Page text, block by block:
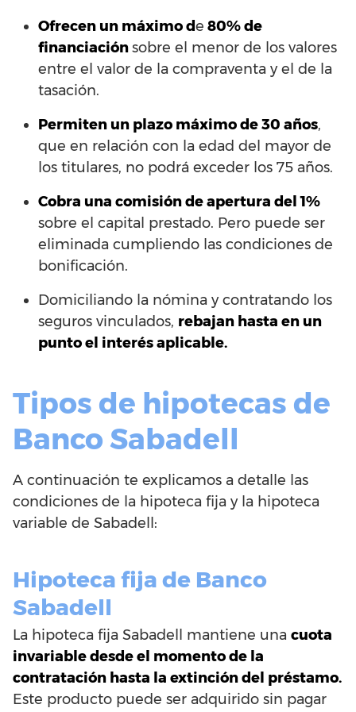
Ofrecen un máximo de 80% de
financiaciónsobre el menor de los valores
entre el valor de la compraventa y el de la
tasación.
Permiten un plazo máximo de 30 años,
que en relación con la edad del mayor de
los titulares, no podrá exceder los 75 años.
Cobra una comisión de apertura del 1%
sobre el capital prestado. Pero puede ser
eliminada cumpliendo las condiciones de
bonificación.
Domiciliando la nómina y contratando los
seguros vinculados, rebajan hasta en un
punto el interés aplicable.
Tipos de hipotecas de
Banco Sabadell
A continuación te explicamos a detalle las
condiciones de la hipoteca fija y la hipoteca
variable de Sabadell:
Hipoteca fija de Banco
Sabadell
La hipoteca fija Sabadell mantiene una cuota
invariable desde el momento de la
contratación hasta la extinción del préstamo.
Este producto puede ser adquirido sin pagar